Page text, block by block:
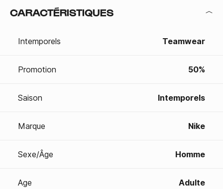
CARACTÉRISTIQUES
Intemporels Teamwear
Promotion 50%
Saison Intemporels
Marque Nike
Sexe/Âge Homme
Age Adulte